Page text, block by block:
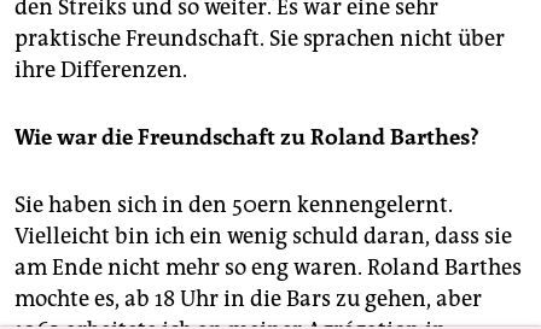
den Streiks und so weiter. Es war eine sehr
praktische Freundschaft. Sie sprachen nicht über
ihre Differenzen.
Wie war die Freundschaft zu Roland Barthes?
Sie haben sich in den 50ern kennengelernt.
Vielleicht bin ich ein wenig schuld daran, dass sie
am Ende nicht mehr so eng waren. Roland Barthes
mochte es, ab 18 Uhr in die Bars zu gehen, aber